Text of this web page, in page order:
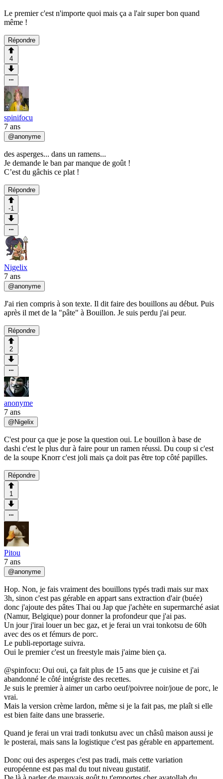
Le premier c'est n'importe quoi mais ça a l'air super bon quand
même !
Répondre
4
spinifocu
7 ans
@anonyme
des asperges... dans un ramens...
Je demande le ban par manque de goût !
C’est du gâchis ce plat !
Répondre
-1
Nigelix
7 ans
@anonyme
J'ai rien compris à son texte. Il dit faire des bouillons au début. Puis
après il met de la "pâte" à Bouillon. Je suis perdu j'ai peur.
Répondre
2
anonyme
7 ans
@Nigelix
C'est pour ça que je pose la question oui. Le bouillon à base de
dashi c'est le plus dur à faire pour un ramen réussi. Du coup si c'est
de la soupe Knorr c'est joli mais ça doit pas être top côté papilles.
Répondre
1
Pitou
7 ans
@anonyme
Hop. Non, je fais vraiment des bouillons typés tradi mais sur max
3h, sinon c'est pas gérable en appart sans extraction d'air (buée)
donc j'ajoute des pâtes Thai ou Jap que j'achète en supermarché asiat
(Namur, Belgique) pour donner la profondeur que j'ai pas.
Un jour j'irai louer un bec gaz, et je ferai un vrai tonkotsu de 60h
avec des os et fémurs de porc.
Le publi-reportage suivra.
Oui le premier c'est un freestyle mais j'aime bien ça.
@spinfocu: Oui oui, ça fait plus de 15 ans que je cuisine et j'ai
abandonné le côté intégriste des recettes.
Je suis le premier à aimer un carbo oeuf/poivree noir/joue de porc, le
vrai.
Mais la version crème lardon, même si je la fait pas, me plaît si elle
est bien faite dans une brasserie.
Quand je ferai un vrai tradi tonkutsu avec un châsû maison aussi je
le posterai, mais sans la logistique c'est pas gérable en appartement.
Donc oui des asperges c'est pas tradi, mais cette variation
européenne est pas mal du tout niveau gustatif.